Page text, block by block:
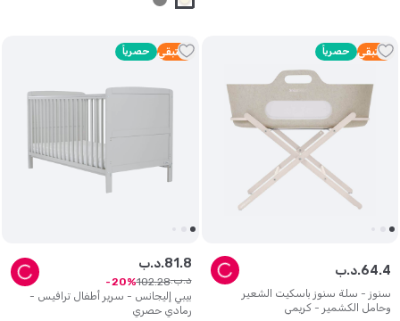
1 متبقي حصرياً
سنوز - سلة سنوز باسكيت الشعير
وحامل الكشمير - كريمي
د.ب.64.4
5 متبقي حصرياً
بيبي إليجانس - سرير أطفال ترافيس -
رمادي حصري
د.ب.81 .8
د.ب. 102.28
20